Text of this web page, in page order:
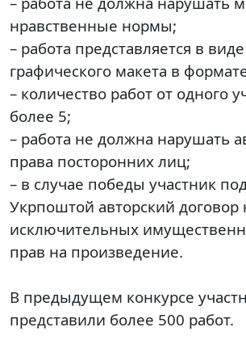
нравственные нормы;
– работа представляется в
графического макета в
– количество работ от одного
более 5;
– работа не должна нарушать
права посторонних лиц;
– в случае победы участник
Укрпоштой авторский договор
исключительных
прав на произведение.
В предыдущем конкурсе
представили более 500 работ.